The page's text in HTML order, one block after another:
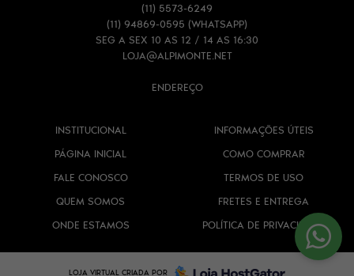
(11) 5573-6249
(11) 94869-0595 (WHATSAPP)
SEG A SEX 10 AS 12 / 14 AS 16:30
LOJA@ALPIMONTE.NET
ENDEREÇO
INSTITUCIONAL
PÁGINA INICIAL
FALE CONOSCO
QUEM SOMOS
ONDE ESTAMOS
INFORMAÇÕES ÚTEIS
COMO COMPRAR
TERMOS DE USO
FRETES E ENTREGA
POLÍTICA DE PRIVACIDADE
LOJA VIRTUAL CRIADA POR